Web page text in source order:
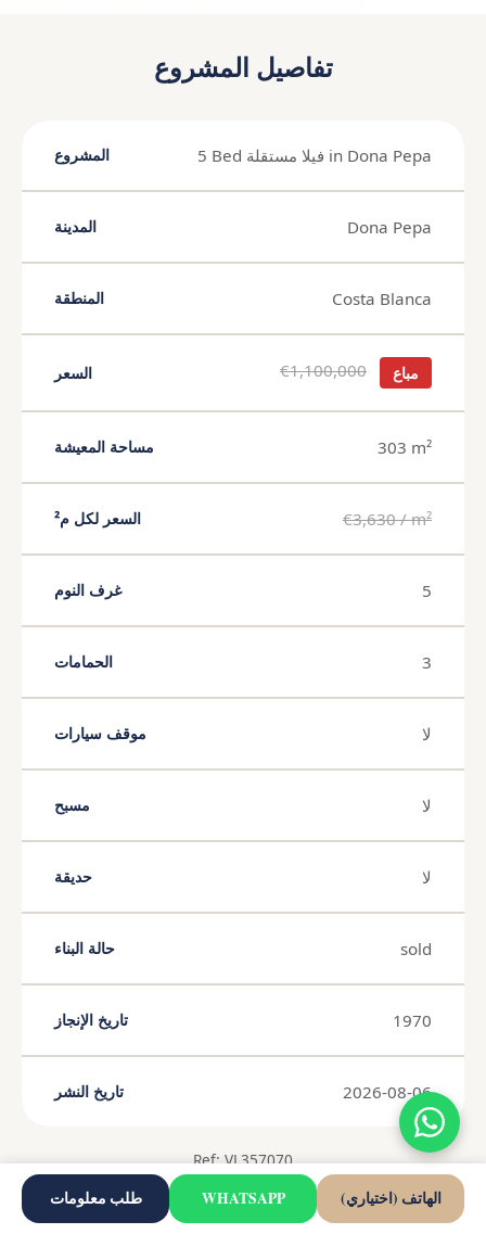
تفاصيل المشروع
المشروع 5 Bed فيلا مستقلة in Dona Pepa
المدينة Dona Pepa
المنطقة Costa Blanca
السعر €1,100,000 مباع
مساحة المعيشة 303 m²
السعر لكل م² €3,630 / m²
غرف النوم 5
الحمامات 3
موقف سيارات لا
مسبح لا
حديقة لا
حالة البناء sold
تاريخ الإنجاز 1970
تاريخ النشر 2026-08-06
Ref: VL357070
المصدر: Wikipedia, Wikidata, INE, Junta de Andalucíaطلب معلومات WHATSAPP الهاتف (اختياري)